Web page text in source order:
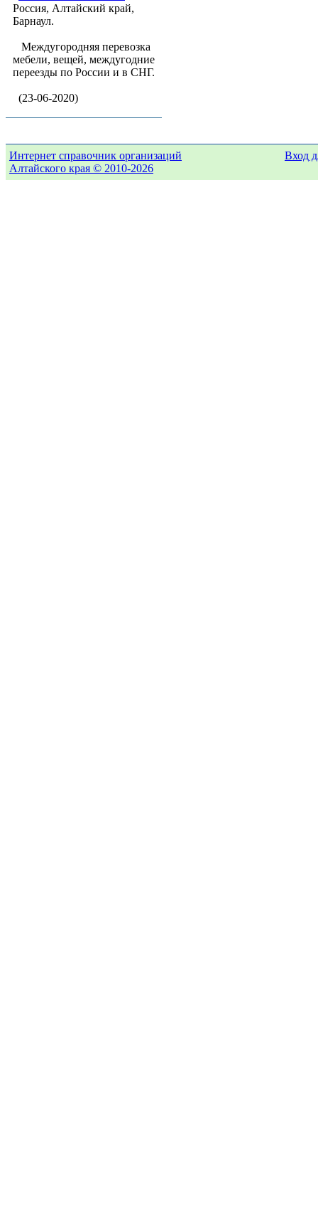
Россия, Алтайский край,
Барнаул.
Междугородняя перевозка
мебели, вещей, междугодние
переезды по России и в СНГ.
(23-06-2020)
Интернет справочник организаций
Алтайского края © 2010-2026
Вход